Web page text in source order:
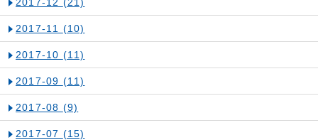
2017-11 (10)
2017-10 (11)
2017-09 (11)
2017-08 (9)
2017-07 (15)